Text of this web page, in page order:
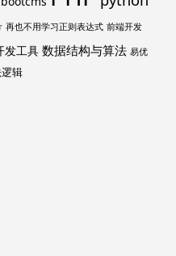
再也不用学习正则表达式 前端开发
发工具 数据结构与算法 易优
辑